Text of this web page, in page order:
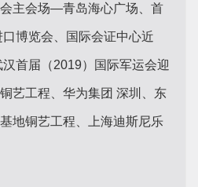
主会场—青岛海心广场、首
博览会、国际会证中心近
首届（2019）国际军运会迎
艺工程、华为集团 深圳、东
地铜艺工程、上海迪斯尼乐